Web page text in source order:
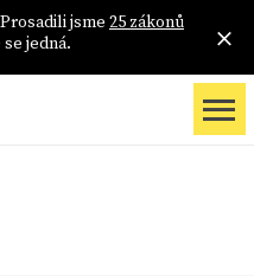
jsme 25 zákonů
jedná.